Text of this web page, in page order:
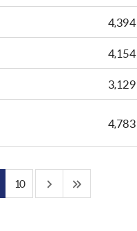
4,394
4,154
3,129
4,783
10